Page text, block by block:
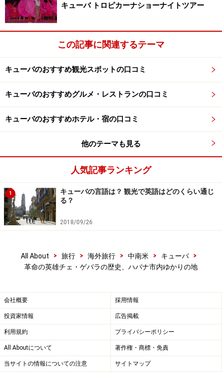
革命広場（Plaza de la Revolucion）
ハバナ市内ベダード地区、革命広場に面して建つキューバ内
内務省と通りをはさんで並ぶ情報通信省のビルにも、1959年
に亡くなった革命家、カミロ・シエンフエゴスの肖像があり
ハバナ市内にあるチェ・ゲバラのモニュメントとして特
に有名なのが、革命広場に面した内務省のビルにある大
きな壁画。写真で見たことがあるという人も多いのでは
ないでしょうか。
とともに演説をしたこともあるので、その意味でもここ
はゆかりの地です。空港と市街地中心部の中間にあるの
こともできます。
広場をはさんだ反対側にはキューバ独立の父とも呼ばれ
ている、ホセ・マルティの記念博物館もあります。
〈DATA〉
キューバ トロピカーナショーナイトツアー
この記事に関連するテーマ
キューバのおすすめ観光スポットの口コミ
キューバのおすすめグルメ・レストランの口コミ
キューバのおすすめホテル・宿の口コミ
他のテーマも見る
人気記事ランキング
1
キューバの言語は？ 観光で英語はどのくらい通じ
る？
2018/09/26
All About > 旅行 > 海外旅行 > 中南米 > キューバ
>
革命の英雄チェ・ゲバラの歴史、ハバナ市内ゆかりの地
会社概要 採用情報
投資家情報 広告掲載
利用規約 プライバシーポリシー
All Aboutについて 著作権・商標・免責
当サイトの情報についての注意 サイトマップ